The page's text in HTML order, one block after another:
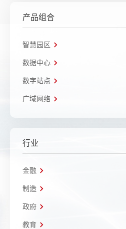
产品组合
智慧园区
数据中心
数字站点
广域网络
行业
金融
制造
政府
教育